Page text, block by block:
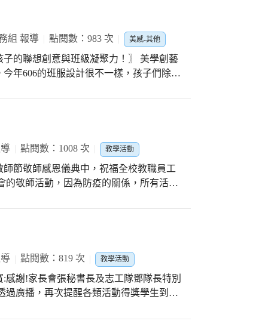
爸、鄭媽媽在旁給予鼓勵、陪伴、支
陪伴與溝通的，讓孩子感受到家人對他
大家無限的感動。 接著是各班導師與家長
教育理念，透過親師、親職間之理性對
間的關係，學校設計三個關卡。第一關
的名字留作紀念。第二關「同心協
夾著球來回，一起越過重重障礙，期許
的抱抱」，孩子給家人一個最熱情的擁
親會，會中導師們介紹班級的經營理念
快樂學習，日漸成長。
組 報導 點閱數：983 次 美感-其他
想創意與班級凝聚力！〗 美學創藝
年606的班服設計很不一樣，孩子們除了
帶著大家一起設計專屬於606的創意圖
shirt。敬請拭目以待最後的班服成品喔！
點閱數：1008 次 教學活動
節敬師感恩儀典中，祝福全校教職員工
良教師：鄭雅尤老師。陳和宜組長、蘇
珍老師則是獲頒優良教學人員。優良行
的孩子在學校可以健康活潑快樂的成長
點閱數：819 次 教學活動
謝!家長會張秘書長及志工隊鄧隊長特別